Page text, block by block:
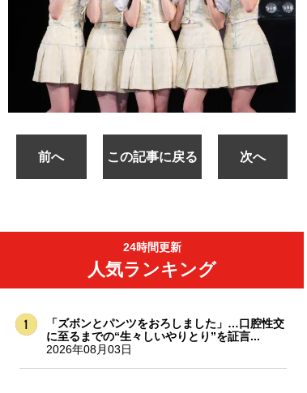
前へ この記事に戻る 次へ
24時間更新
人気ランキング
「ズボンとパンツをおろしました」…口腔性交
に至るまでの“生々しいやりとり”を証言...
2026年08月03日